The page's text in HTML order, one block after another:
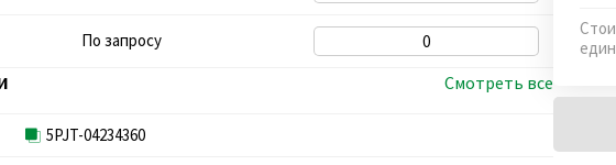
По запросу
Смотреть все
5PJT-04234360